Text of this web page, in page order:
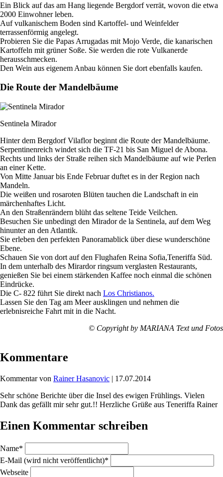
Ein Blick auf das am Hang liegende Bergdorf verrät, wovon die etwa
2000 Einwohner leben.
Auf vulkanischem Boden sind Kartoffel- und Weinfelder
terrassenförmig angelegt.
Probieren Sie die Papas Arrugadas mit Mojo Verde, die kanarischen
Kartoffeln mit grüner Soße. Sie werden die rote Vulkanerde
herausschmecken.
Den Wein aus eigenem Anbau können Sie dort ebenfalls kaufen.
Die Route der Mandelbäume
Sentinela Mirador
Hinter dem Bergdorf Vilaflor beginnt die Route der Mandelbäume.
Serpentinenreich windet sich die TF-21 bis San Miguel de Abona.
Rechts und links der Straße reihen sich Mandelbäume auf wie Perlen
an einer Kette.
Von Mitte Januar bis Ende Februar duftet es in der Region nach
Mandeln.
Die weißen und rosaroten Blüten tauchen die Landschaft in ein
märchenhaftes Licht.
An den Straßenrändern blüht das seltene Teide Veilchen.
Besuchen Sie unbedingt den Mirador de la Sentinela, auf dem Weg
hinunter an den Atlantik.
Sie erleben den perfekten Panoramablick über diese wunderschöne
Ebene.
Schauen Sie von dort auf den Flughafen Reina Sofia,Teneriffa Süd.
In dem unterhalb des Mirardor ringsum verglasten Restaurants,
genießen Sie bei einem stärkenden Kaffee noch einmal die schönen
Eindrücke.
Die C- 822 führt Sie direkt nach Los Christianos.
Lassen Sie den Tag am Meer ausklingen und nehmen die
erlebnisreiche Fahrt mit in die Nacht.
© Copyright by MARIANA Text und Fotos
Kommentare
Kommentar von Rainer Hasanovic | 17.07.2014
Sehr schöne Berichte über die Insel des ewigen Frühlings. Vielen
Dank das gefällt mir sehr gut.!! Herzliche Grüße aus Teneriffa Rainer
Einen Kommentar schreiben
Pflichtfeld
Name*
Pflichtfeld
E-Mail (wird nicht veröffentlicht)*
Webseite